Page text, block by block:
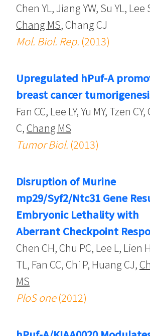
Chen YL, Jiang YW, Su YL, Lee
Chang MS, Chang CJ
Mol. Biol. Rep. (2013)
Upregulated hPuf-A
breast cancer
Fan CC, Lee LY, Yu MY, Tzen
C,Chang MS
Tumor Biol. (2013)
Disruption of Murine
mp29/Syf2/Ntc31 Gene
Embryonic Lethality with
Aberrant Checkpoint
Chen CH, Chu PC, Lee L, Lien
TL, Fan CC, Chi P, Huang CJ,
MS
PloS one(2012)